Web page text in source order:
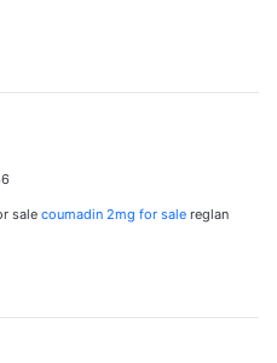
sale coumadin 2mg for sale reglan